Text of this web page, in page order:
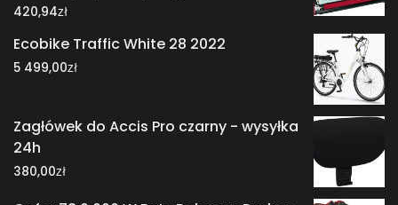
420,94zł
Ecobike Traffic White 28 2022
5 499,00zł
Zagłówek do Accis Pro czarny - wysyłka
24h
380,00zł